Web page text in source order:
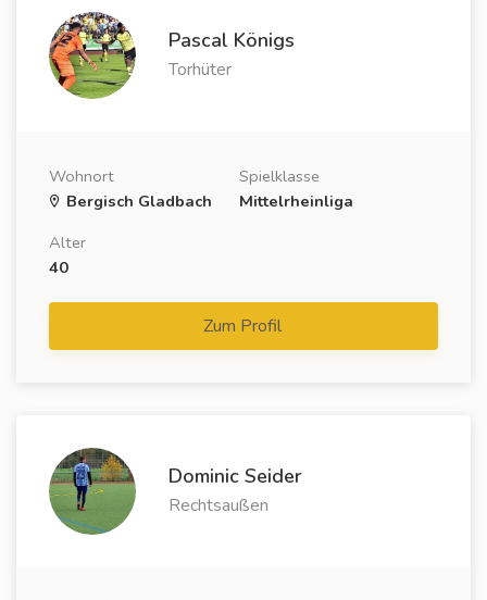
Pascal Königs
Torhüter
Wohnort
Bergisch Gladbach
Spielklasse
Mittelrheinliga
Alter
40
Zum Profil
Dominic Seider
Rechtsaußen